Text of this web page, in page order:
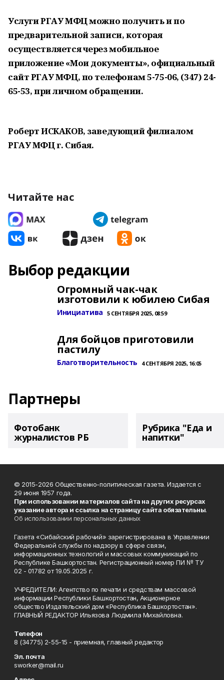
Услуги РГАУ МФЦ можно получить и по
предварительной записи, которая
осуществляется через мобильное
приложение «Мои документы», официальный
сайт РГАУ МФЦ, по телефонам5-75-06, (347) 24-
65-53, при личном обращении.
Роберт ИСКАКОВ, заведующий филиалом
РГАУ МФЦ г. Сибая.
Читайте нас
Выбор редакции
Огромный чак-чак
изготовили к юбилею Сибая
Инициатива 5 СЕНТЯБРЯ 2025, 08:59
Для бойцов приготовили
пастилу
Благотворительность 4 СЕНТЯБРЯ 2025, 16:05
Партнеры
Фотобанк
журналистов РБ
Рубрика "Еда и
напитки"
© 2015-2026 Общественно-политическая газета. Издается с
29 июня 1957 года.
При использовании материалов сайта на других ресурсах
указание автора и ссылка на страницу сайта обязательны.
Об использовании персональных данных
Газета «Сибайский рабочий» зарегистрирована в Управлении
Федеральной службы по надзору в сфере связи,
информационных технологий и массовых коммуникаций по
Республике Башкортостан. Регистрационный номер ПИ № ТУ
02 - 01782 от 19.05.2025 г.
УЧРЕДИТЕЛИ: Агентство по печати и средствам массовой
информации Республики Башкортостан, Акционерное
общество Издательский дом «Республика Башкортостан».
ГЛАВНЫЙ РЕДАКТОР Ильязова Людмила Михайловна.
Телефон
8 (34775) 2-55-15 - приемная, главный редактор
Эл. почта
sworker@mail.ru